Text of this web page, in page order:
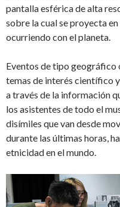
pantalla esférica de alta
sobre la cual se proyecta
ocurriendo con el planeta.
Eventos de tipo geográfico
temas de interés científico
a través de la información
los asistentes de todo el
disímiles que van desde
durante las últimas horas,
etnicidad en el mundo.